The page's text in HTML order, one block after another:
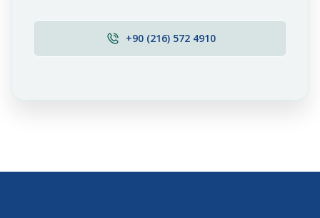
+90 (216) 572 4910